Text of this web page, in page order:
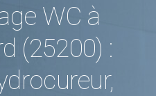
WC à
(25200) :